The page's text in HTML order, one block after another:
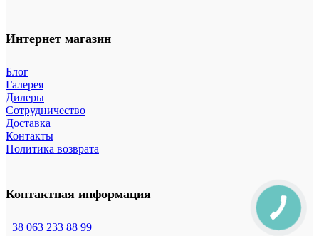
Интернет магазин
Блог
Галерея
Дилеры
Сотрудничество
Доставка
Контакты
Политика возврата
Контактная информация
+38 063 233 88 99